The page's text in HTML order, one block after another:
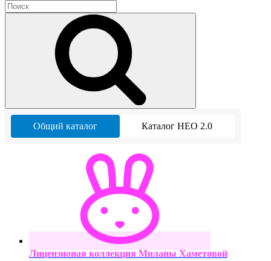
Общий каталог Каталог НЕО 2.0
Лицензионая коллекция Миланы Хаметовой